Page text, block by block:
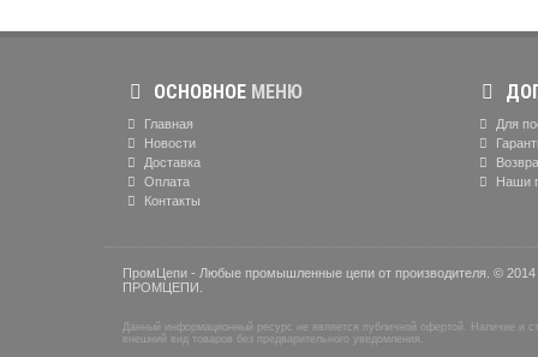
ОСНОВНОЕ МЕНЮ
Главная
Новости
Доставка
Оплата
Контакты
Для
Наши
ПромЦепи - Любые промышленные цепи от производителя. © 2014
ПРОМЦЕПИ.
Данный информационный ресурс не является публичной офертой. Наличие и
внешний вид товаров без предварительного уведомления.